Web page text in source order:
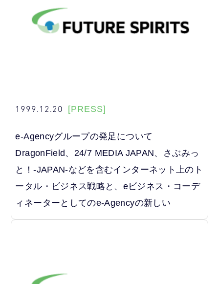
1999.12.20 [PRESS]
e-Agencyグループの発足について
DragonField、24/7 MEDIA JAPAN、さぶみっ
と！-JAPAN-などを含むインターネット上のト
ータル・ビジネス戦略と、eビジネス・コーデ
ィネーターとしてのe-Agencyの新しい